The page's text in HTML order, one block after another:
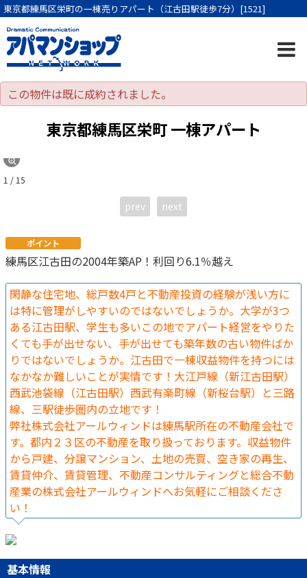
東京都練馬区栄町の一棟売りアパート（江古田駅徒歩7分）[1521]
この物件は既に成約されました。
東京都練馬区栄町 一棟アパート
1 / 15
prev next
ポイント
練馬区江古田の2004年築AP！利回り6.1％越え
閑静な住宅地、総戸数4戸と不動産投資の経験が浅い方に
は特に管理がしやすいのではないでしょうか。大学が3つ
ある江古田駅、学生も多いこの地でアパート経営をやりた
くても手が出せない、手が出せても築年数の古い物件ばか
りではないでしょうか。江古田で一棟収益物件を持つには
なかなか難しいことが実情です！大江戸線（新江古田駅）
西武池袋線（江古田駅）西武有楽町線（新桜台駅）と三路
線、三駅徒歩圏内の立地です！
弊社株式会社アールウィンドは練馬駅所在の不動産会社で
す。都内２３区の不動産を取り扱っております。収益物件
から戸建、分譲マンション、土地の売買、空き家の再生、
賃貸仲介、賃貸管理、不動産コンサルティングと総合不動
産業の株式会社アールウィンドへお気軽にご相談くださ
い！
基本情報